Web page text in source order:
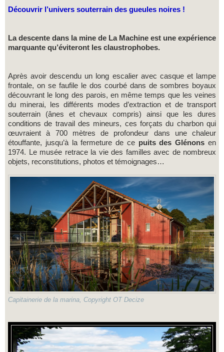
Découvrir l’univers souterrain des gueules noires !
La descente dans la mine de La Machine est une expérience
marquante qu’éviteront les claustrophobes.
Après avoir descendu un long escalier avec casque et lampe
frontale, on se faufile le dos courbé dans de sombres boyaux
découvrant le long des parois, en même temps que les veines
du minerai, les différents modes d’extraction et de transport
souterrain (ânes et chevaux compris) ainsi que les dures
conditions de travail des mineurs, ces forçats du charbon qui
œuvraient à 700 mètres de profondeur dans une chaleur
étouffante, jusqu’à la fermeture de cepuits des Glénons en
1974. Le musée retrace la vie des familles avec de nombreux
objets, reconstitutions, photos et témoignages…
Capitainerie de la marina, Copyright OT Decize